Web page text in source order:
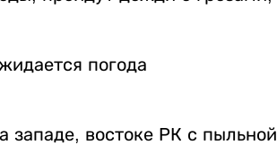
погода
западе, востоке РК с пыльной